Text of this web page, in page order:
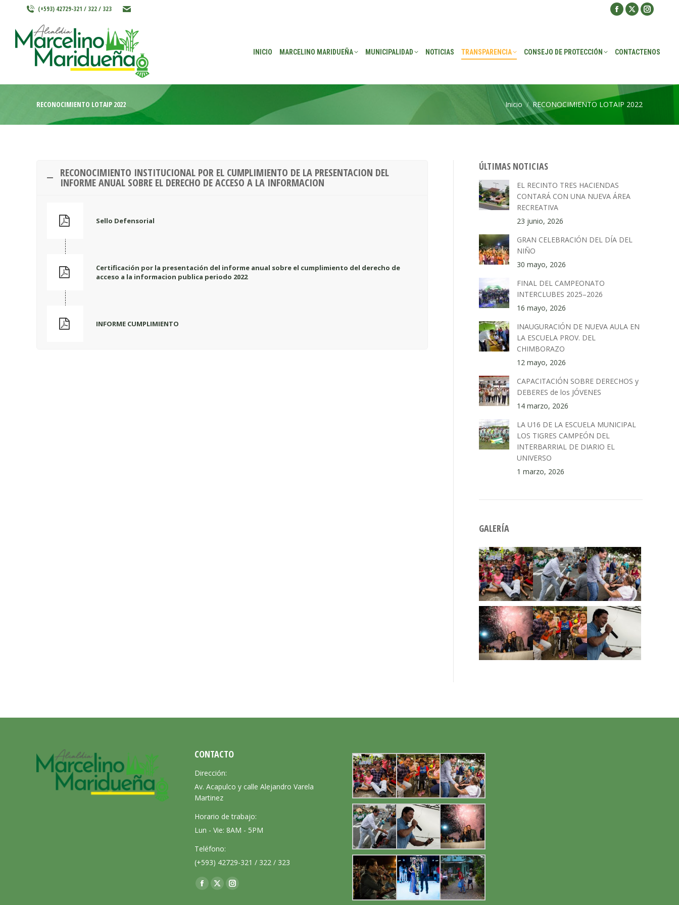
(+593) 42729-321 / 322 / 323
INICIO MARCELINO MARIDUEÑA MUNICIPALIDAD NOTICIAS TRANSPARENCIA CONSEJO DE PROTECCIÓN CONTACTENOS
RECONOCIMIENTO LOTAIP 2022 Estás aquí:
Inicio RECONOCIMIENTO LOTAIP 2022
RECONOCIMIENTO INSTITUCIONAL POR EL CUMPLIMIENTO DE LA PRESENTACION DEL
INFORME ANUAL SOBRE EL DERECHO DE ACCESO A LA INFORMACION
Sello Defensorial
Certificación por la presentación del informe anual sobre el cumplimiento del derecho de
acceso a la informacion publica periodo 2022
INFORME CUMPLIMIENTO
ÚLTIMAS NOTICIAS
EL RECINTO TRES HACIENDAS
CONTARÁ CON UNA NUEVA ÁREA
RECREATIVA
23 junio, 2026
GRAN CELEBRACIÓN DEL DÍA DEL
NIÑO
30 mayo, 2026
FINAL DEL CAMPEONATO
INTERCLUBES 2025–2026
16 mayo, 2026
INAUGURACIÓN DE NUEVA AULA EN
LA ESCUELA PROV. DEL
CHIMBORAZO
12 mayo, 2026
CAPACITACIÓN SOBRE DERECHOS y
DEBERES de los JÓVENES
14 marzo, 2026
LA U16 DE LA ESCUELA MUNICIPAL
LOS TIGRES CAMPEÓN DEL
INTERBARRIAL DE DIARIO EL
UNIVERSO
1 marzo, 2026
GALERÍA
CONTACTO
Dirección:
Av. Acapulco y calle Alejandro Varela
Martinez
Horario de trabajo:
Lun - Vie: 8AM - 5PM
Teléfono:
(+593) 42729-321 / 322 / 323
Encuéntranos en: